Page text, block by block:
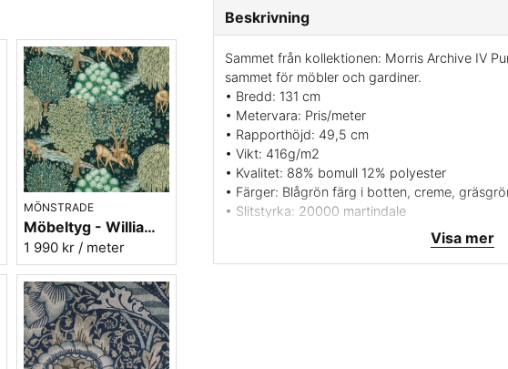
MÖNSTRADE
Möbeltyg - William Morris - The Brook Tapestry blue
1 990 kr / meter
Beskrivning
Sammet från kollektionen: Morris Archive IV
sammet för möbler och gardiner.
• Bredd: 131 cm
• Metervara: Pris/meter
• Rapporthöjd: 49,5 cm
• Vikt: 416g/m2
• Kvalitet: 88% bomull 12% polyester
• Färger: Blågrön färg i botten, creme,
• Slitstyrka: 20000 martindale
• Skötselråd: Kemtvätt - en prick på strykjärnet
• Varumärke: Willam Morris & Co
Visa mer